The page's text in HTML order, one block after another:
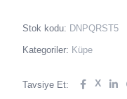
Stok kodu: DNPQRST5
Kategoriler: Küpe
Tavsiye Et: X